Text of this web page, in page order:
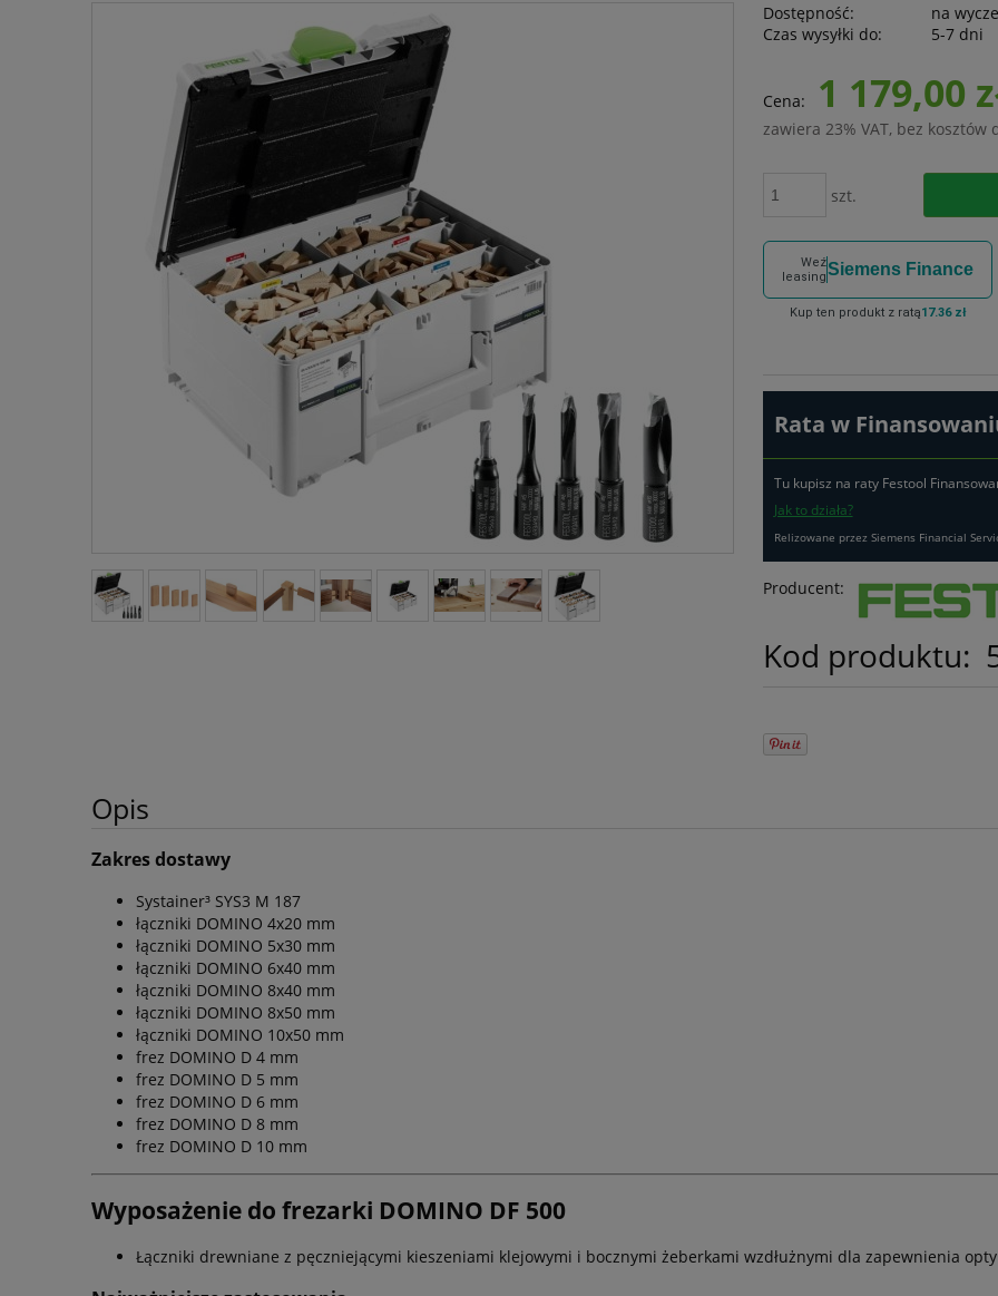
Dostępność:
na
Czas wysyłki do:
5-7 dni
Cena: 1 179,00
zawiera 23% VAT, bez kosztów
szt.
Weź
leasingSiemens Finance
Kup ten produkt z ratą17.36 zł
Rata w
Tu kupisz na raty Festool
Jak to działa?
Relizowane przez Siemens Financial
Producent:
Kod produktu:
Opis
Zakres dostawy
Systainer³ SYS3 M 187
łączniki DOMINO 4x20 mm
łączniki DOMINO 5x30 mm
łączniki DOMINO 6x40 mm
łączniki DOMINO 8x40 mm
łączniki DOMINO 8x50 mm
łączniki DOMINO 10x50 mm
frez DOMINO D 4 mm
frez DOMINO D 5 mm
frez DOMINO D 6 mm
frez DOMINO D 8 mm
frez DOMINO D 10 mm
Wyposażenie do frezarki DOMINO DF 500
Łączniki drewniane z pęczniejącymi kieszeniami klejowymi i bocznymi żeberkami wzdłużnymi dla zapewnienia